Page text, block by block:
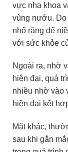
vực nha khoa
vùng nướu. Do
nhổ răng để
với sức khỏe
Ngoài ra, nhờ
hiện đại, quá
nhiều nhờ vào
hiện đại kết
Mặt khác,
sau khi gắn